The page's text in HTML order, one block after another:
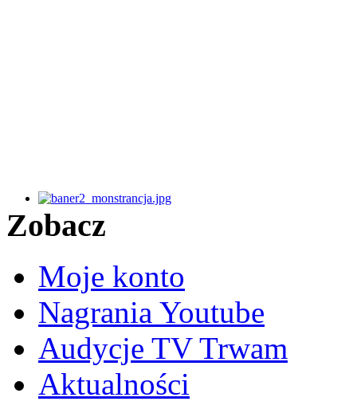
Zobacz
Moje konto
Nagrania Youtube
Audycje TV Trwam
Aktualności